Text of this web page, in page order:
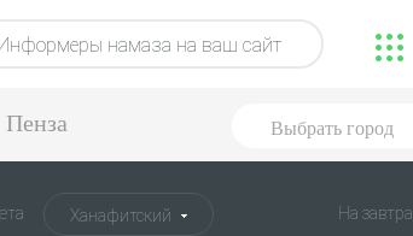
намаза на ваш сайт
Пенза Выбрать город
Ханафитский На завтра